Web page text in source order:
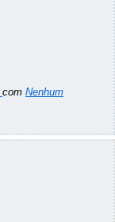
com Nenhum